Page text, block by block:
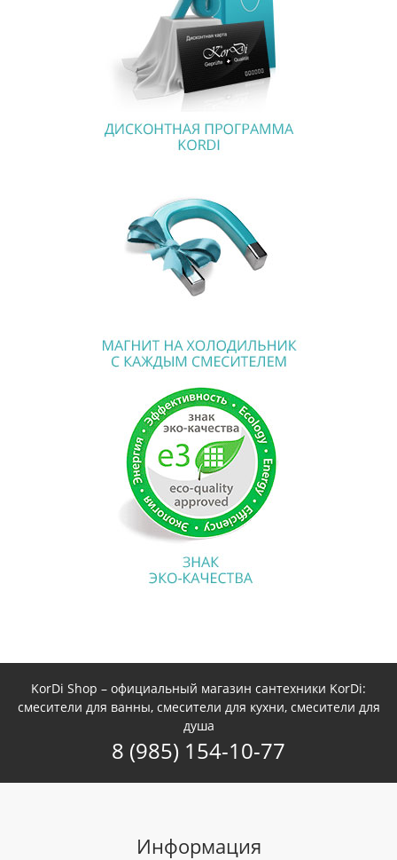
KorDi Shop – официальный магазин сантехники KorDi:
смесители для ванны, смесители для кухни, смесители для
душа
8 (985) 154-10-77
Информация